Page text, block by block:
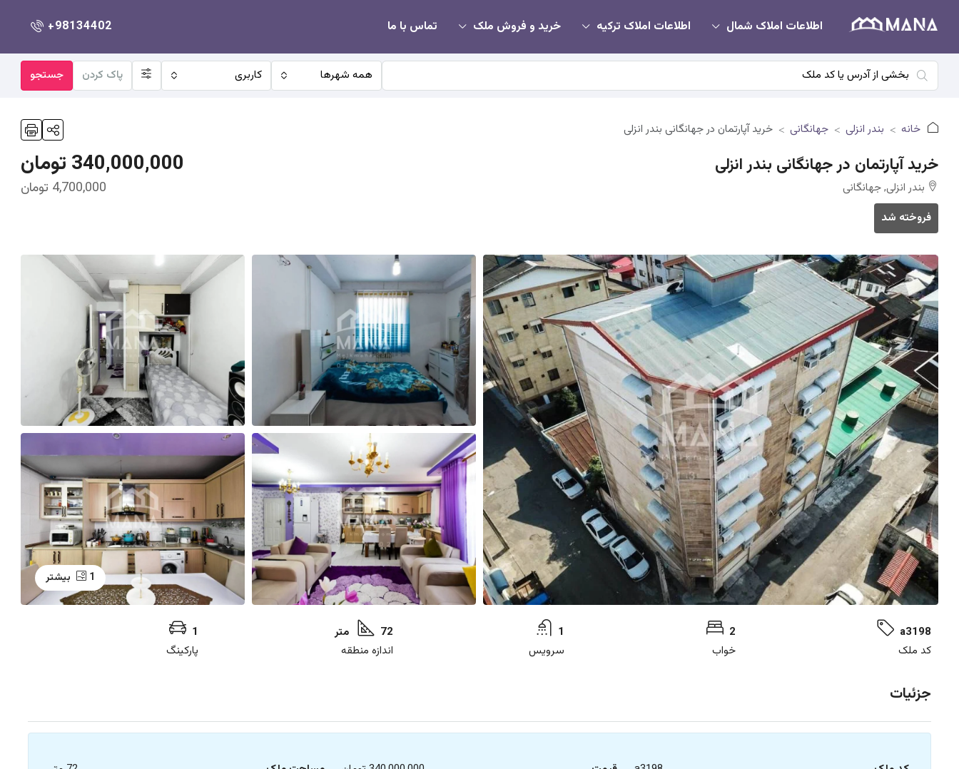
اطلاعات املاک شمال اطلاعات املاک ترکیه خرید و فروش ملک تماس با ما +98134402
همه شهرها کاربری پاک کردن جستجو
خانه بندر انزلی جهانگانی خرید آپارتمان در جهانگانی بندر انزلی
خرید آپارتمان در جهانگانی بندر انزلی
بندر انزلی, جهانگانی
فروخته شد
340,000,000 تومان
4,700,000 تومان
1 بیشتر
a3198
کد ملک
2
خواب
1
سرویس
72 متر
اندازه منطقه
1
پارکینگ
جزئیات